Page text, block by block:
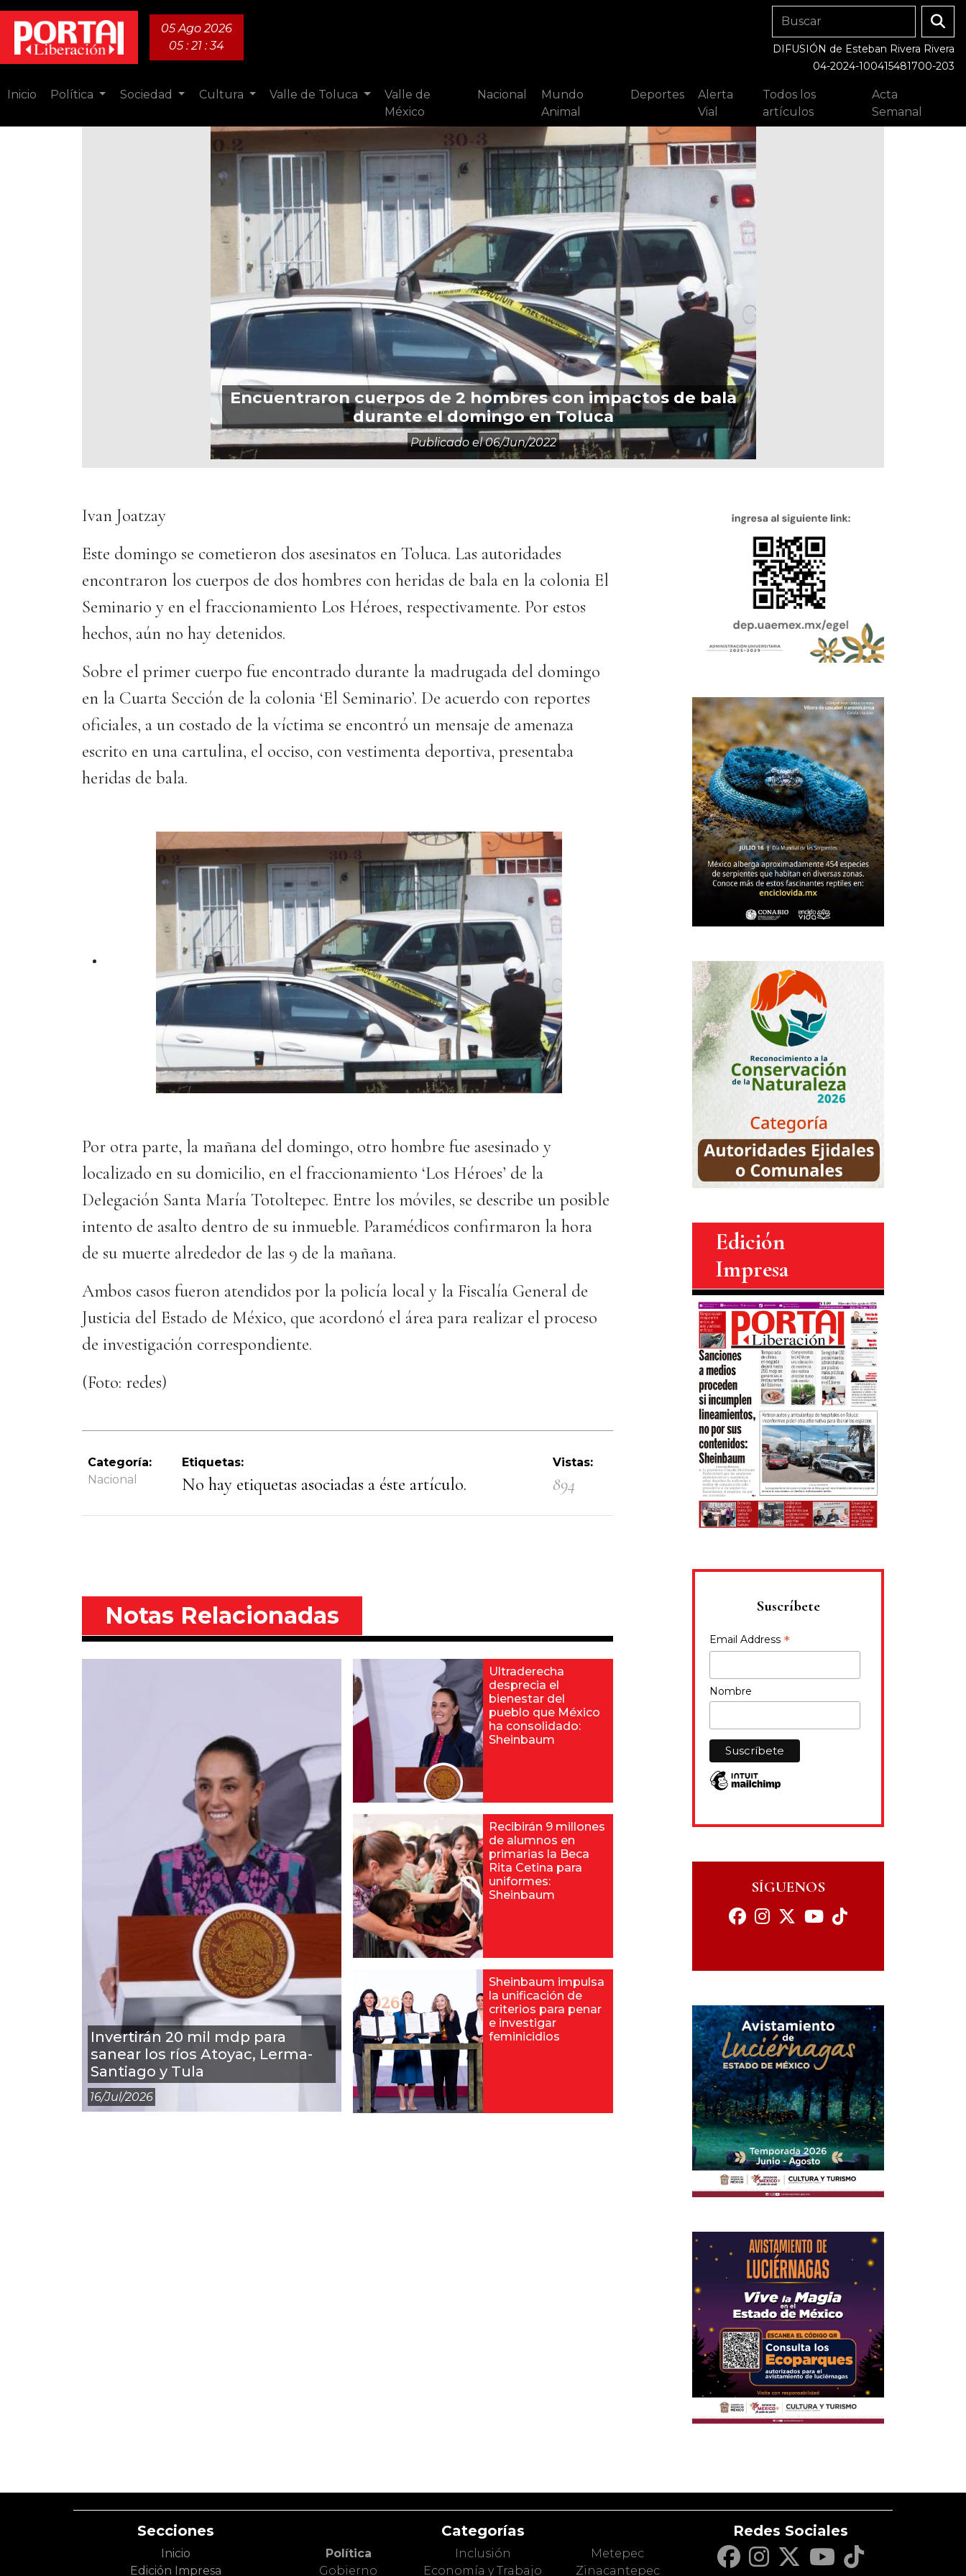
05 Ago 2026
05 : 21 : 36
DIFUSIÓN de Esteban Rivera Rivera
04-2024-100415481700-203
Inicio Política Sociedad Cultura Valle de Toluca
Valle de
México
Nacional
Mundo
Animal
Deportes
Alerta
Vial
Todos los
artículos
Acta
Semanal
Encuentraron cuerpos de 2 hombres con impactos de bala
durante el domingo en Toluca
Publicado el06/jun/2022
Ivan Joatzay
Este domingo se cometieron dos asesinatos en Toluca. Las autoridades
encontraron los cuerpos de dos hombres con heridas de bala en la colonia El
Seminario y en el fraccionamiento Los Héroes, respectivamente. Por estos
hechos, aún no hay detenidos.
Sobre el primer cuerpo fue encontrado durante la madrugada del domingo
en la Cuarta Sección de la colonia ‘El Seminario’. De acuerdo con reportes
oficiales, a un costado de la víctima se encontró un mensaje de amenaza
escrito en una cartulina, el occiso, con vestimenta deportiva, presentaba
heridas de bala.
Por otra parte, la mañana del domingo, otro hombre fue asesinado y
localizado en su domicilio, en el fraccionamiento ‘Los Héroes’ de la
Delegación Santa María Totoltepec. Entre los móviles, se describe un posible
intento de asalto dentro de su inmueble. Paramédicos confirmaron la hora
de su muerte alrededor de las 9 de la mañana.
Ambos casos fueron atendidos por la policía local y la Fiscalía General de
Justicia del Estado de México, que acordonó el área para realizar el proceso
de investigación correspondiente.
(Foto: redes)
Categoría:
Nacional
Etiquetas:
No hay etiquetas asociadas a éste artículo.
Vistas:
894
Notas Relacionadas
Invertirán 20 mil mdp para
sanear los ríos Atoyac, Lerma-
Santiago y Tula
16/jul/2026
Ultraderecha
desprecia el
bienestar del
pueblo que México
ha consolidado:
Sheinbaum
Recibirán 9 millones
de alumnos en
primarias la Beca
Rita Cetina para
uniformes:
Sheinbaum
Sheinbaum impulsa
la unificación de
criterios para penar
e investigar
feminicidios
Edición
Impresa
Suscríbete
Email Address *
Nombre
SÍGUENOS
Secciones
Inicio
Edición Impresa
Categorías
Política
Gobierno
Inclusión
Economía y Trabajo
Metepec
Zinacantepec
Redes Sociales